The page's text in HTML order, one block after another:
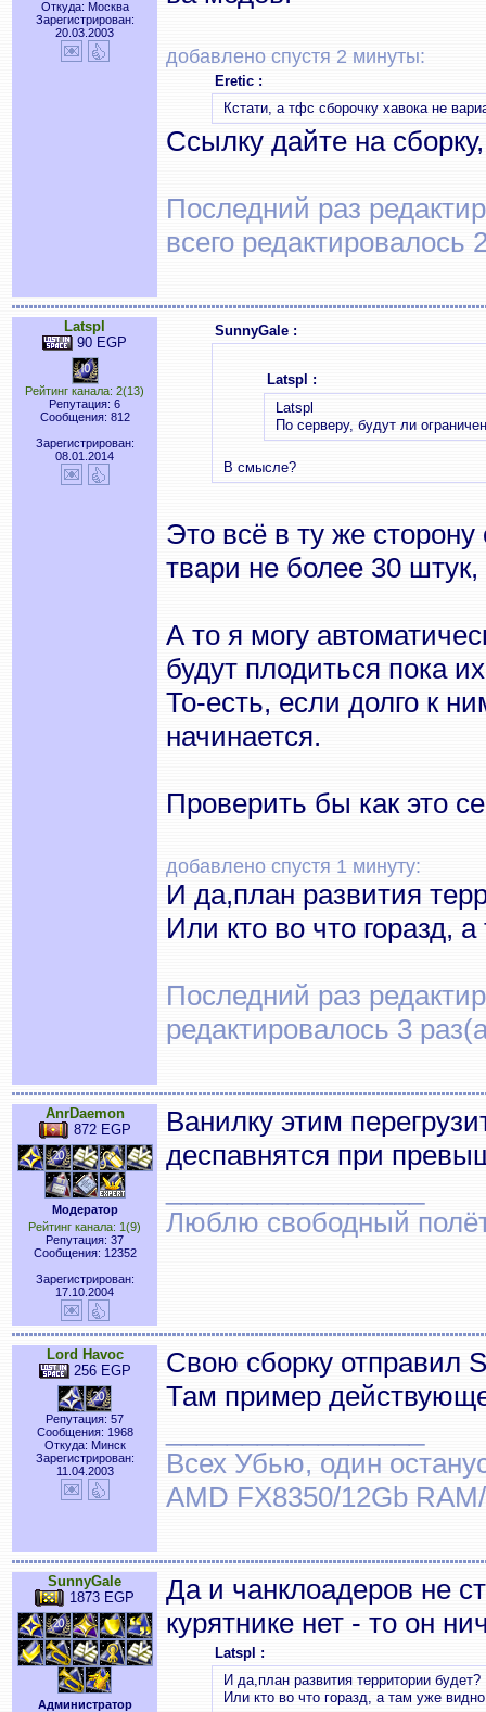
Откуда: Москва
Зарегистрирован:
20.03.2003
добавлено спустя 2 минуты:
Eretic :
Кстати, а тфс сборочку хавока не
Ссылку дайте на
Последний раз
всего редактировалось
Latspl
90 EGP
Рейтинг канала: 2(13)
Репутация: 6
Сообщения: 812
Зарегистрирован:
08.01.2014
SunnyGale :
Latspl :
Latspl
По серверу, будут ли
В смысле?
Это всё в ту же
твари не более 30
А то я могу
будут плодиться пока
То-есть, если долго к
начинается.
Проверить бы как это
добавлено спустя 1 минуту:
И да,план развития
Или кто во что горазд,
Последний раз
редактировалось 3
AnrDaemon
872 EGP
Модератор
Рейтинг канала: 1(9)
Репутация: 37
Сообщения: 12352
Зарегистрирован:
17.10.2004
Ванилку этим
деспавнятся при
Люблю свободный
Lord Havoc
256 EGP
Репутация: 57
Сообщения: 1968
Откуда: Минск
Зарегистрирован:
11.04.2003
Свою сборку отправил
Там пример
Всех Убью, один
AMD FX8350/12Gb
SunnyGale
1873 EGP
Администратор
Да и чанклоадеров не
курятнике нет - то он
Latspl :
И да,план развития территории будет?
Или кто во что горазд, а там уже